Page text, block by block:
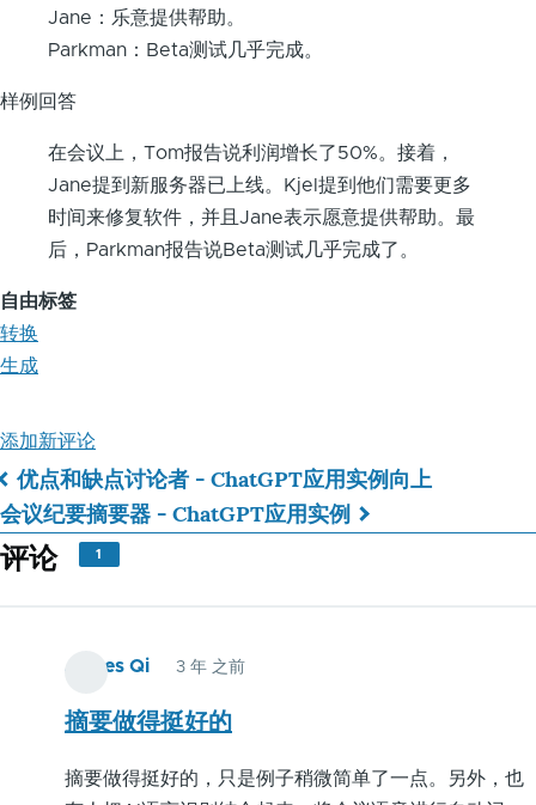
Jane：乐意提供帮助。
Parkman：Beta测试几乎完成。
样例回答
在会议上，Tom报告说利润增长了50%。接着，
Jane提到新服务器已上线。Kjel提到他们需要更多
时间来修复软件，并且Jane表示愿意提供帮助。最
后，Parkman报告说Beta测试几乎完成了。
自由标签
转换
生成
添加新评论
书
籍
优点和缺点讨论者 - ChatGPT应用实例向上
会议纪要摘要器 - ChatGPT应用实例
评论 1
James Qi 3 年 之前
摘要做得挺好的
摘要做得挺好的，只是例子稍微简单了一点。另外，也